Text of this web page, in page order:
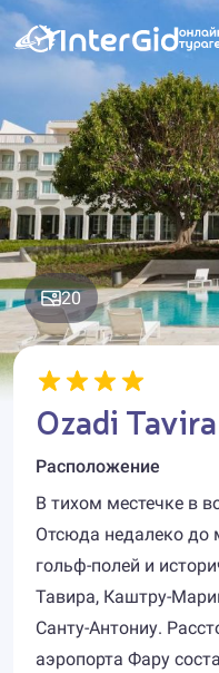
20
Ozadi
Расположение
В тихом местечке в
Отсюда недалеко до
гольф-полей и
Тавира, Каштру-
Санту-Антониу.
аэропорта Фару